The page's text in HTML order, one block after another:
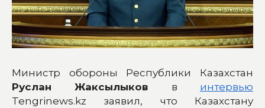
Министр обороны Республики Казахстан
Руслан Жаксылыков в интервью
Tengrinews.kz заявил, что Казахстану